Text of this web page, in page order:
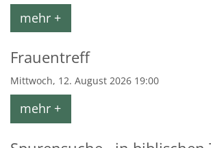
mehr +
Frauentreff
Mittwoch, 12. August 2026 19:00
mehr +